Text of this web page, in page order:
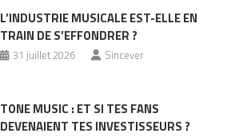
L’INDUSTRIE MUSICALE EST-ELLE EN
TRAIN DE S’EFFONDRER ?
31 juillet 2026 Sincever
TONE MUSIC : ET SI TES FANS
DEVENAIENT TES INVESTISSEURS ?